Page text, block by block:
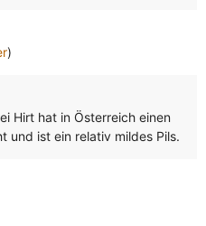
)
Hirt hat in Österreich einen
und ist ein relativ mildes Pils.